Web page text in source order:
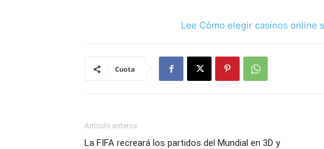
Lee Cómo elegir casinos online
Cuota
Artículo anterior
La FIFA recreará los partidos del Mundial en 3D y